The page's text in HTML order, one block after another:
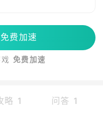
费加速
免费加速
略 1 问答 1